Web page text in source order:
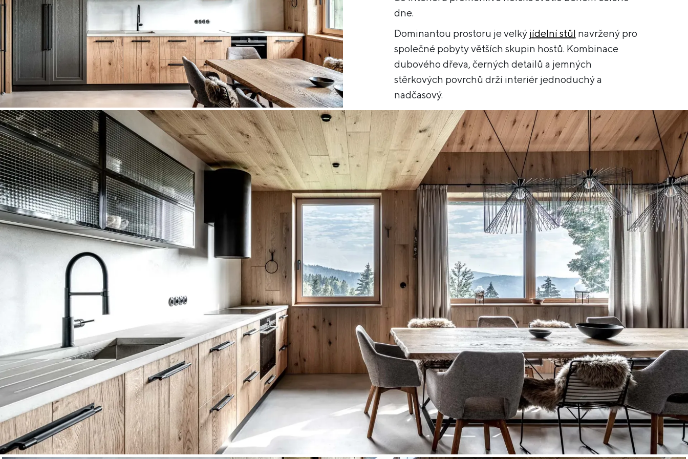
dne.
Dominantou prostoru je velký jídelní stůl navržený pro
společné pobyty větších skupin hostů. Kombinace
dubového dřeva, černých detailů a jemných
stěrkových povrchů drží interiér jednoduchý a
nadčasový.